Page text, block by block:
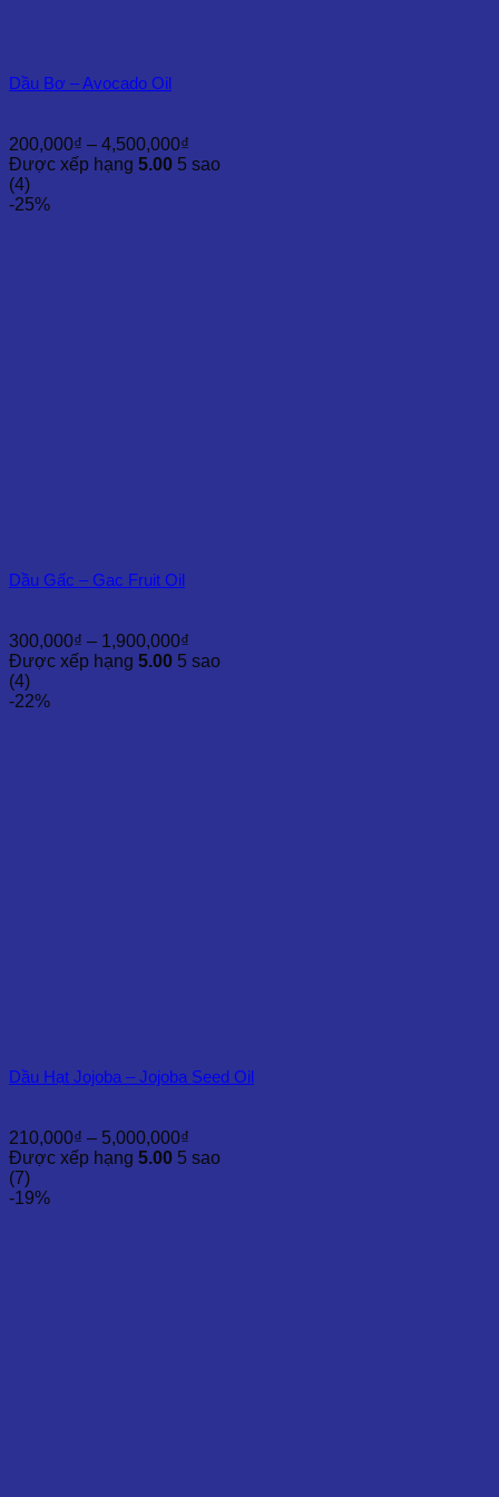
Dầu Bơ – Avocado Oil
200,000₫ – 4,500,000₫
giá:
Được xếp hạng 5.00 5 sao
(4)
-25%
Dầu Gấc – Gac Fruit Oil
300,000₫ – 1,900,000₫
giá:
Được xếp hạng 5.00 5 sao
(4)
-22%
Dầu Hạt Jojoba – Jojoba Seed Oil
210,000₫ – 5,000,000₫
giá:
Được xếp hạng 5.00 5 sao
(7)
-19%